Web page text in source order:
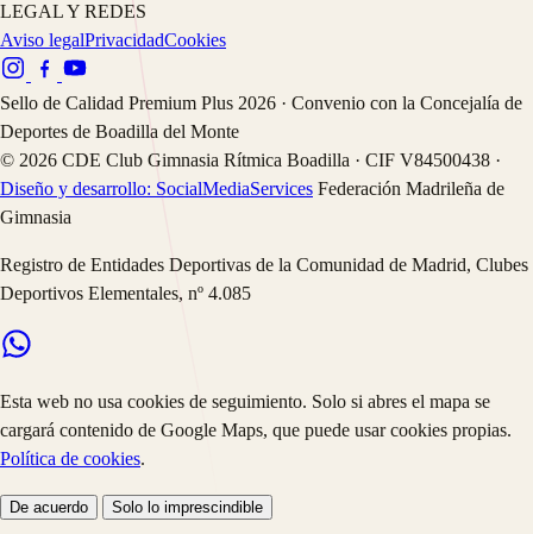
LEGAL Y REDES
Aviso legalPrivacidadCookies
Sello de Calidad Premium Plus 2026 · Convenio con la Concejalía de
Deportes de Boadilla del Monte
© 2026 CDE Club Gimnasia Rítmica Boadilla · CIF V84500438 ·
Diseño y desarrollo: SocialMediaServices Federación Madrileña de
Gimnasia
Registro de Entidades Deportivas de la Comunidad de Madrid, Clubes
Deportivos Elementales, nº 4.085
Esta web no usa cookies de seguimiento. Solo si abres el mapa se
cargará contenido de Google Maps, que puede usar cookies propias.
Política de cookies.
De acuerdo Solo lo imprescindible